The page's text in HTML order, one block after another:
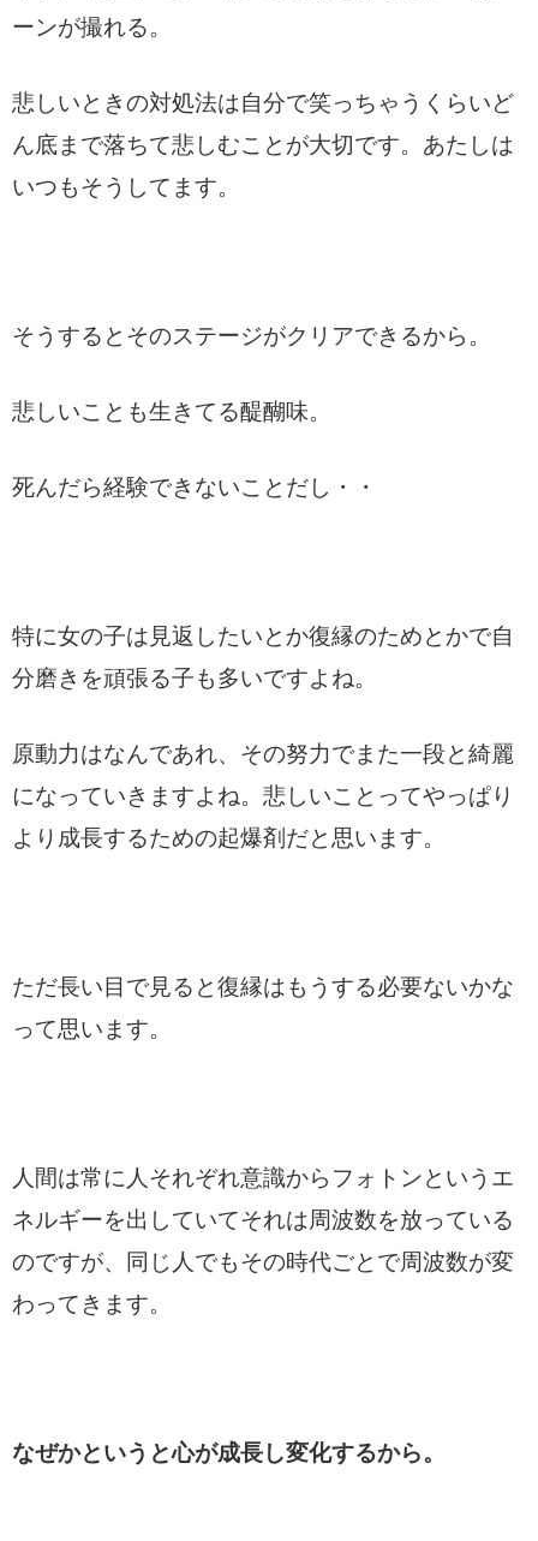
ーンが撮れる。
悲しいときの対処法は自分で笑っちゃうくらいど
ん底まで落ちて悲しむことが大切です。あたしは
いつもそうしてます。
そうするとそのステージがクリアできるから。
悲しいことも生きてる醍醐味。
死んだら経験できないことだし・・
特に女の子は見返したいとか復縁のためとかで自
分磨きを頑張る子も多いですよね。
原動力はなんであれ、その努力でまた一段と綺麗
になっていきますよね。悲しいことってやっぱり
より成長するための起爆剤だと思います。
ただ長い目で見ると復縁はもうする必要ないかな
って思います。
人間は常に人それぞれ意識からフォトンというエ
ネルギーを出していてそれは周波数を放っている
のですが、同じ人でもその時代ごとで周波数が変
わってきます。
なぜかというと心が成長し変化するから。